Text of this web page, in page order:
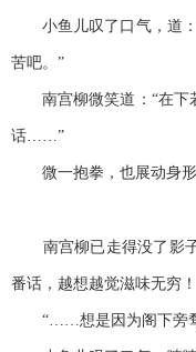
小鱼儿叹了口气，道：
苦吧。”
南宫柳微笑道：“在下
话……”
微一抱拳，也展动身形
南宫柳已走得没了影子
番话，越想越觉滋味无穷！
“……想是因为阁下旁